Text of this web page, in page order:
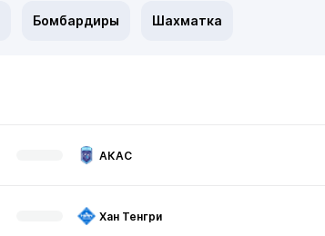
Бомбардиры Шахматка
АКАС
Хан Тенгри